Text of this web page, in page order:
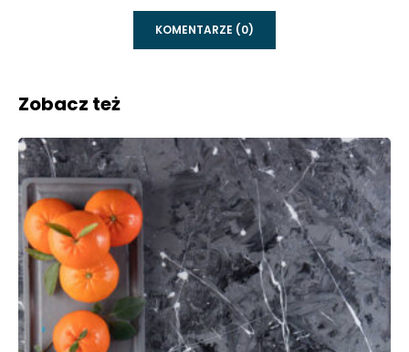
KOMENTARZE (0)
Zobacz też